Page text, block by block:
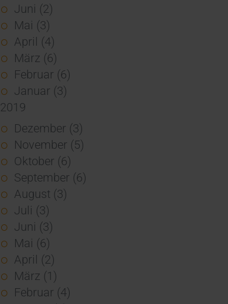
Juni (2)
Mai (3)
April (4)
März (6)
Februar (6)
Januar (3)
2019
Dezember (3)
November (5)
Oktober (6)
September (6)
August (3)
Juli (3)
Juni (3)
Mai (6)
April (2)
März (1)
Februar (4)